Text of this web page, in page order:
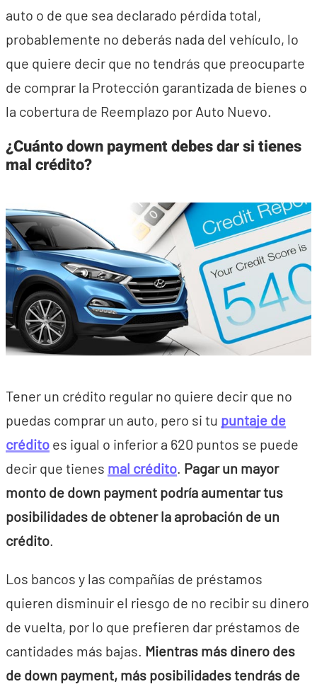
auto o de que sea declarado pérdida total,
probablemente no deberás nada del vehículo, lo
que quiere decir que no tendrás que preocuparte
de comprar la Protección garantizada de bienes o
la cobertura de Reemplazo por Auto Nuevo.
¿Cuánto down payment debes dar si tienes
mal crédito?
Tener un crédito regular no quiere decir que no
puedas comprar un auto, pero si tu puntaje de
crédito es igual o inferior a 620 puntos se puede
decir que tienes mal crédito. Pagar un mayor
monto de down payment podría aumentar tus
posibilidades de obtener la aprobación de un
crédito.
Los bancos y las compañías de préstamos
quieren disminuir el riesgo de no recibir su dinero
de vuelta, por lo que prefieren dar préstamos de
cantidades más bajas. Mientras más dinero des
de down payment, más posibilidades tendrás de